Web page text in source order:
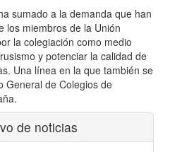
sumado a la demanda que han
los miembros de la Unión
la colegiación como medio
y potenciar la calidad de
Una línea en la que también se
General de Colegios de
de noticias